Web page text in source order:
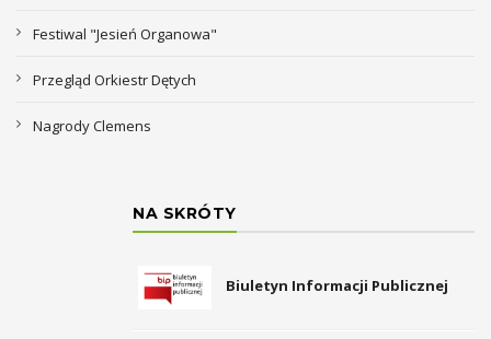
Festiwal "Jesień Organowa"
Przegląd Orkiestr Dętych
Nagrody Clemens
NA SKRÓTY
Biuletyn Informacji Publicznej